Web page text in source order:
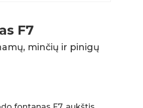
F7
minčių ir pinigų